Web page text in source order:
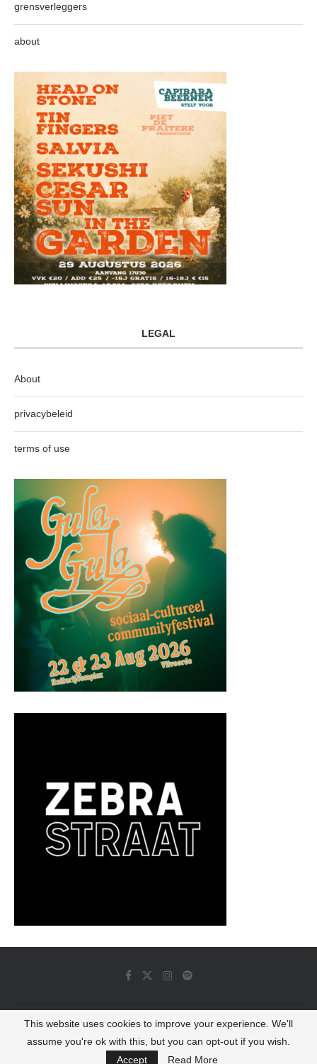
grensverleggers
about
LEGAL
About
privacybeleid
terms of use
© 2022 - Luminous Dash All Rights Reserved
BACK TO TOP
This website uses cookies to improve your experience. We'll
assume you're ok with this, but you can opt-out if you wish.
Accept
Read More